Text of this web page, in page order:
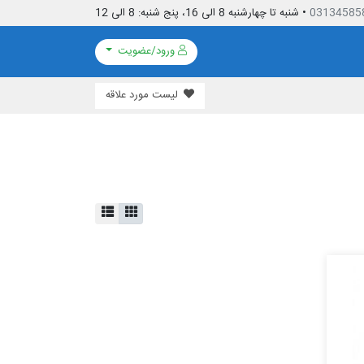
• شنبه تا چهارشنبه 8 الی 16، پنج شنبه: 8 الی 12
ورود/عضویت
لیست مورد علاقه